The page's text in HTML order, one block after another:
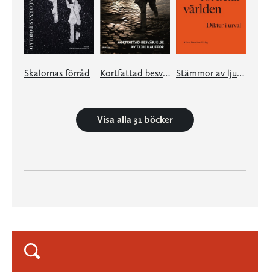
Skalornas förråd Kortfattad besvärjelse av taxichaufför Stämmor av ljus fördelar världen
Visa alla 31 böcker